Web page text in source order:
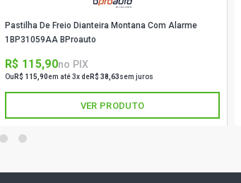
Pastilha De Freio Dianteira Montana Com Alarme
1BP31059AA BProauto
R$ 115,90no PIX
Ou R$ 115,90em até 3x deR$ 38,63sem juros
VER PRODUTO
3 4